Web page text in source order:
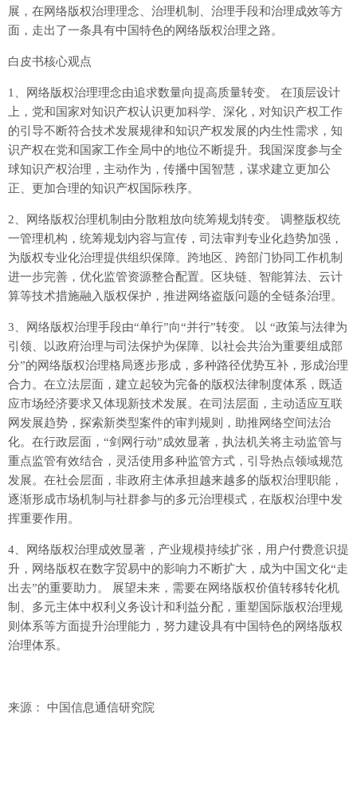
展，在网络版权治理理念、治理机制、治理手段和治理成效等方
面，走出了一条具有中国特色的网络版权治理之路。
白皮书核心观点
1、网络版权治理理念由追求数量向提高质量转变。 在顶层设计
上，党和国家对知识产权认识更加科学、深化，对知识产权工作
的引导不断符合技术发展规律和知识产权发展的内生性需求，知
识产权在党和国家工作全局中的地位不断提升。我国深度参与全
球知识产权治理，主动作为，传播中国智慧，谋求建立更加公
正、更加合理的知识产权国际秩序。
2、网络版权治理机制由分散粗放向统筹规划转变。 调整版权统
一管理机构，统筹规划内容与宣传，司法审判专业化趋势加强，
为版权专业化治理提供组织保障。跨地区、跨部门协同工作机制
进一步完善，优化监管资源整合配置。区块链、智能算法、云计
算等技术措施融入版权保护，推进网络盗版问题的全链条治理。
3、网络版权治理手段由“单行”向“并行”转变。 以 “政策与法律为
引领、以政府治理与司法保护为保障、以社会共治为重要组成部
分”的网络版权治理格局逐步形成，多种路径优势互补，形成治理
合力。在立法层面，建立起较为完备的版权法律制度体系，既适
应市场经济要求又体现新技术发展。在司法层面，主动适应互联
网发展趋势，探索新类型案件的审判规则，助推网络空间法治
化。在行政层面，“剑网行动”成效显著，执法机关将主动监管与
重点监管有效结合，灵活使用多种监管方式，引导热点领域规范
发展。在社会层面，非政府主体承担越来越多的版权治理职能，
逐渐形成市场机制与社群参与的多元治理模式，在版权治理中发
挥重要作用。
4、网络版权治理成效显著，产业规模持续扩张，用户付费意识提
升，网络版权在数字贸易中的影响力不断扩大，成为中国文化“走
出去”的重要助力。 展望未来，需要在网络版权价值转移转化机
制、多元主体中权利义务设计和利益分配，重塑国际版权治理规
则体系等方面提升治理能力，努力建设具有中国特色的网络版权
治理体系。
来源： 中国信息通信研究院